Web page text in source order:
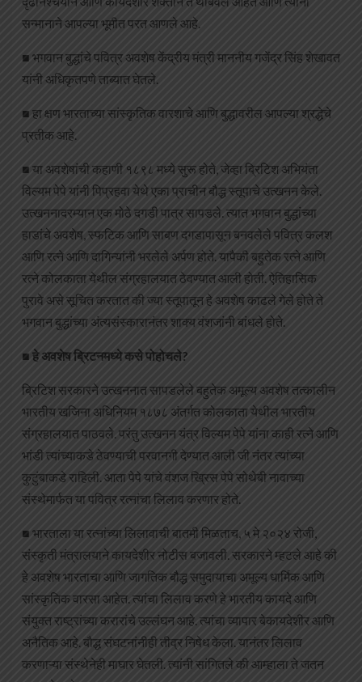
सन्मानाने आपल्या भूमीत परत आणले आहे.
■ भगवान बुद्धांचे पवित्र अवशेष केंद्रीय मंत्री माननीय गजेंद्र सिंह शेखावत
यांनी अधिकृतपणे ताब्यात घेतले.
■ हा क्षण भारताच्या सांस्कृतिक वारशाचे आणि बुद्धावरील आपल्या श्रद्धेचे
प्रतीक आहे.
■ या अवशेषांची कहाणी १८९८ मध्ये सुरू होते, जेव्हा ब्रिटिश अभियंता
विल्यम पेपे यांनी पिप्रहवा येथे एका प्राचीन बौद्ध स्तूपाचे उत्खनन केले.
उत्खननादरम्यान एक मोठे दगडी पात्र सापडले. त्यात भगवान बुद्धांच्या
हाडांचे अवशेष, स्फटिक आणि साबण दगडापासून बनवलेले पवित्र कलश
आणि रत्ने आणि दागिन्यांनी भरलेले अर्पण होते. यापैकी बहुतेक रत्ने आणि
रत्ने कोलकाता येथील संग्रहालयात ठेवण्यात आली होती. ऐतिहासिक
पुरावे असे सूचित करतात की ज्या स्तूपातून हे अवशेष काढले गेले होते ते
भगवान बुद्धांच्या अंत्यसंस्कारानंतर शाक्य वंशजांनी बांधले होते.
■ हे अवशेष ब्रिटनमध्ये कसे पोहोचले?
ब्रिटिश सरकारने उत्खननात सापडलेले बहुतेक अमूल्य अवशेष तत्कालीन
भारतीय खजिना अधिनियम १८७८ अंतर्गत कोलकाता येथील भारतीय
संग्रहालयात पाठवले. परंतु उत्खनन यंत्र विल्यम पेपे यांना काही रत्ने आणि
भांडी त्यांच्याकडे ठेवण्याची परवानगी देण्यात आली जी नंतर त्यांच्या
कुटुंबाकडे राहिली. आता पेपे यांचे वंशज ख्रिस पेपे सोथेबी नावाच्या
संस्थेमार्फत या पवित्र रत्नांचा लिलाव करणार होते.
■ भारताला या रत्नांच्या लिलावाची बातमी मिळताच, ५ मे २०२४ रोजी,
संस्कृती मंत्रालयाने कायदेशीर नोटीस बजावली. सरकारने म्हटले आहे की
हे अवशेष भारताचा आणि जागतिक बौद्ध समुदायाचा अमूल्य धार्मिक आणि
सांस्कृतिक वारसा आहेत. त्यांचा लिलाव करणे हे भारतीय कायदे आणि
संयुक्त राष्ट्रांच्या करारांचे उल्लंघन आहे. त्यांचा व्यापार बेकायदेशीर आणि
अनैतिक आहे. बौद्ध संघटनांनीही तीव्र निषेध केला. यानंतर लिलाव
करणाऱ्या संस्थेनेही माघार घेतली. त्यांनी सांगितले की आम्हाला ते जतन